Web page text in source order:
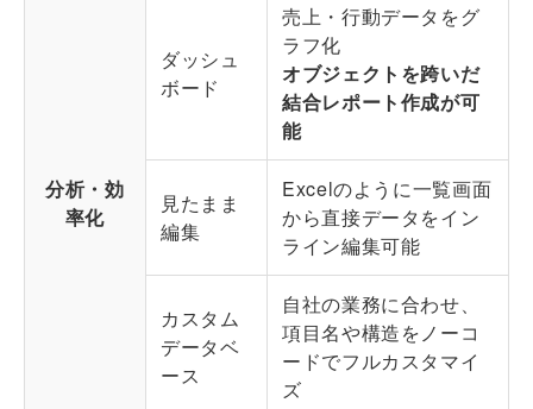
分析・効
率化
ダッシュ
ボード
売上・行動データをグ
ラフ化
オブジェクトを跨いだ
結合レポート作成が可
能
見たまま
編集
Excelのように一覧画面
から直接データをイン
ライン編集可能
カスタム
データベ
ース
自社の業務に合わせ、
項目名や構造をノーコ
ードでフルカスタマイ
ズ